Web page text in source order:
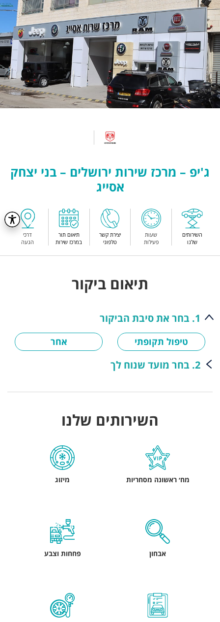
ג'יפ – מרכז שירות ירושלים – בני יצחק
אסייג
השירותים
שלנו
שעות
פעילות
יצירת קשר
טלפוני
תיאום תור
במרכז שירות
דרכי
הגעה
תיאום ביקור
1. בחר את סיבת הביקור
טיפול תקופתי אחר
2. בחר מועד שנוח לך
השירותים שלנו
מח׳ ראשונה מסחריות מיזוג
אבחון פחחות וצבע